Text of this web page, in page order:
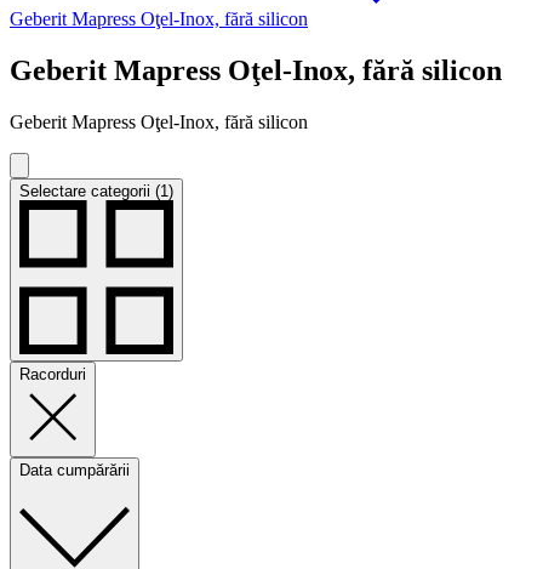
Geberit Mapress Oţel-Inox, fără silicon
Geberit Mapress Oţel-Inox, fără silicon
Geberit Mapress Oţel-Inox, fără silicon
Selectare categorii (1)
Racorduri
Data cumpărării